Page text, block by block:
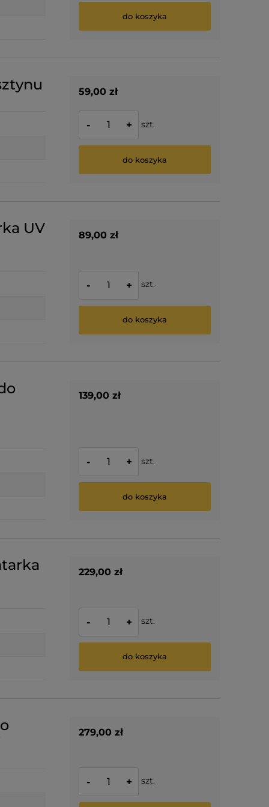
do koszyka
59,00 zł
- + szt.
do koszyka
UV 89,00 zł
- + szt.
do koszyka
139,00 zł
- + szt.
do koszyka
229,00 zł
- + szt.
do koszyka
279,00 zł
- + szt.